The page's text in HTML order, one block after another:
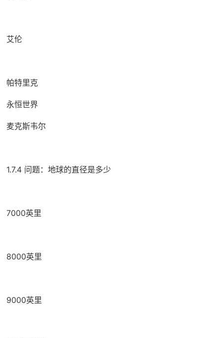
艾伦
帕特里克
永恒世界
麦克斯韦尔
1.7.4 问题：地球的直径是多少
7000英里
8000英里
9000英里